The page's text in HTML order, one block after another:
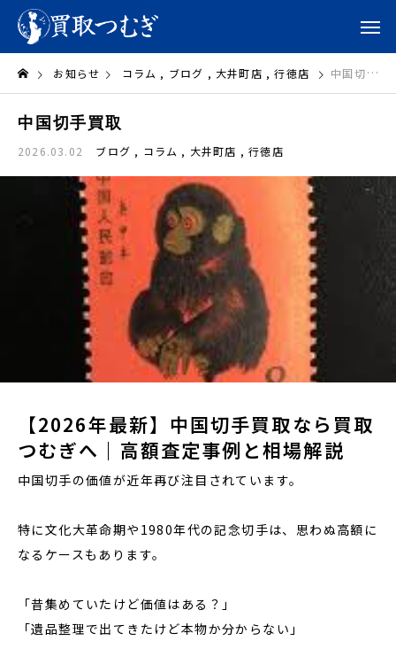
お知らせ コラム ブログ 大井町店 行徳店 中国切手買取
中国切手買取
2026.03.02 ブログ コラム 大井町店 行徳店
【2026年最新】中国切手買取なら買取
つむぎへ｜高額査定事例と相場解説
中国切手の価値が近年再び注目されています。
特に文化大革命期や1980年代の記念切手は、思わぬ高額に
なるケースもあります。
「昔集めていたけど価値はある？」
「遺品整理で出てきたけど本物か分からない」